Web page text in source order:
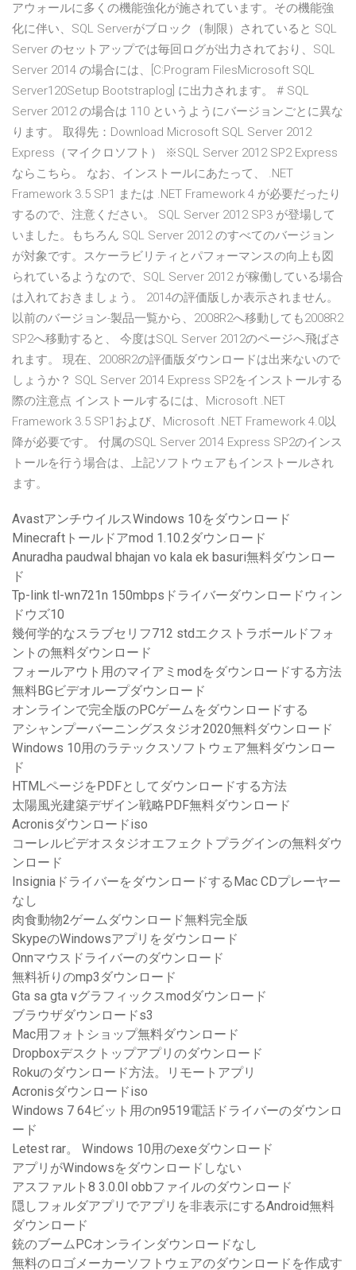
アウォールに多くの機能強化が施されています。その機能強
化に伴い、SQL Serverがブロック（制限）されていると SQL
Server のセットアップでは毎回ログが出力されており、SQL
Server 2014 の場合には、[C:Program FilesMicrosoft SQL
Server120Setup Bootstraplog] に出力されます。 # SQL
Server 2012 の場合は 110 というようにバージョンごとに異な
ります。 取得先：Download Microsoft SQL Server 2012
Express（マイクロソフト） ※SQL Server 2012 SP2 Express
ならこちら。 なお、インストールにあたって、 .NET
Framework 3.5 SP1 または .NET Framework 4 が必要だったり
するので、注意ください。 SQL Server 2012 SP3 が登場して
いました。もちろん SQL Server 2012 のすべてのバージョン
が対象です。スケーラビリティとパフォーマンスの向上も図
られているようなので、SQL Server 2012 が稼働している場合
は入れておきましょう。 2014の評価版しか表示されません。
以前のバージョン-製品一覧から、2008R2へ移動しても2008R2
SP2へ移動すると、 今度はSQL Server 2012のページへ飛ばさ
れます。 現在、2008R2の評価版ダウンロードは出来ないので
しょうか？ SQL Server 2014 Express SP2をインストールする
際の注意点 インストールするには、Microsoft .NET
Framework 3.5 SP1および、Microsoft .NET Framework 4.0以
降が必要です。 付属のSQL Server 2014 Express SP2のインス
トールを行う場合は、上記ソフトウェアもインストールされ
ます。
AvastアンチウイルスWindows 10をダウンロード
Minecraftトールドアmod 1.10.2ダウンロード
Anuradha paudwal bhajan vo kala ek basuri無料ダウンロー
ド
Tp-link tl-wn721n 150mbpsドライバーダウンロードウィン
ドウズ10
幾何学的なスラブセリフ712 stdエクストラボールドフォ
ントの無料ダウンロード
フォールアウト用のマイアミmodをダウンロードする方法
無料BGビデオループダウンロード
オンラインで完全版のPCゲームをダウンロードする
アシャンプーバーニングスタジオ2020無料ダウンロード
Windows 10用のラテックスソフトウェア無料ダウンロー
ド
HTMLページをPDFとしてダウンロードする方法
太陽風光建築デザイン戦略PDF無料ダウンロード
Acronisダウンロードiso
コーレルビデオスタジオエフェクトプラグインの無料ダウ
ンロード
InsigniaドライバーをダウンロードするMac CDプレーヤー
なし
肉食動物2ゲームダウンロード無料完全版
SkypeのWindowsアプリをダウンロード
Onnマウスドライバーのダウンロード
無料祈りのmp3ダウンロード
Gta sa gta vグラフィックスmodダウンロード
ブラウザダウンロードs3
Mac用フォトショップ無料ダウンロード
Dropboxデスクトップアプリのダウンロード
Rokuのダウンロード方法。リモートアプリ
Acronisダウンロードiso
Windows 7 64ビット用のn9519電話ドライバーのダウンロ
ード
Letest rar。 Windows 10用のexeダウンロード
アプリがWindowsをダウンロードしない
アスファルト8 3.0.0l obbファイルのダウンロード
隠しフォルダアプリでアプリを非表示にするAndroid無料
ダウンロード
銃のブームPCオンラインダウンロードなし
無料のロゴメーカーソフトウェアのダウンロードを作成す